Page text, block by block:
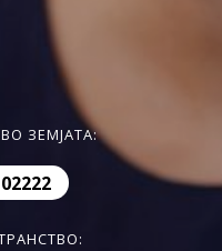
ЗЕМЈАТА: